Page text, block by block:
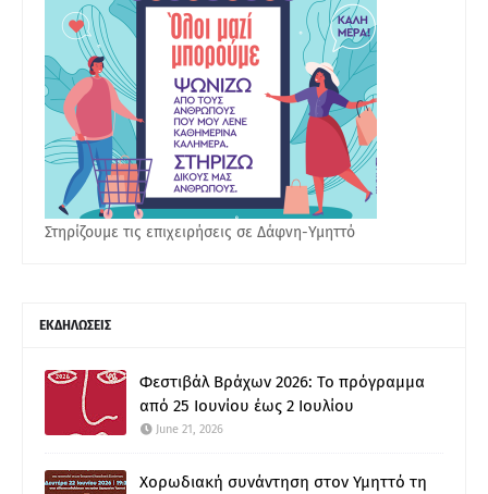
Στηρίζουμε τις επιχειρήσεις σε Δάφνη-Υμηττό
ΕΚΔΗΛΩΣΕΙΣ
Φεστιβάλ Βράχων 2026: Το πρόγραμμα
από 25 Ιουνίου έως 2 Ιουλίου
June 21, 2026
Χορωδιακή συνάντηση στον Υμηττό τη